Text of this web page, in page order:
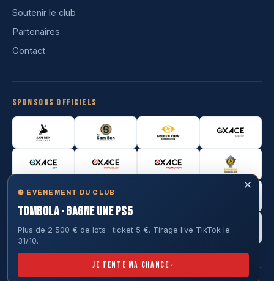
✕
🎃 ÉVÉNEMENT DU CLUB
TOMBOLA · GAGNE UNE PS5
Plus de 2 500 € de lots · ticket 5 €. Tirage live TikTok le
31/10.
Je tente ma chance ›
Soutenir le club
Partenaires
Contact
Sponsors officiels